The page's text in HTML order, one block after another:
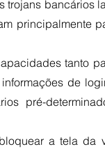
trojans bancários
principalmente
tanto
de
pré-
a tela da